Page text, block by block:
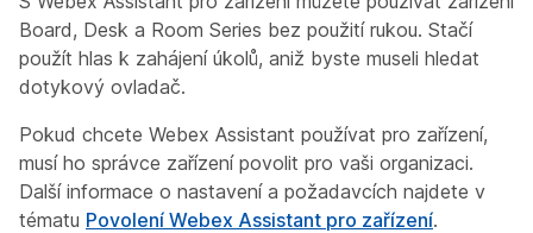
Board, Desk a Room Series bez použití rukou. Stačí
použít hlas k zahájení úkolů, aniž byste museli hledat
dotykový ovladač.
Pokud chcete Webex Assistant používat pro zařízení,
musí ho správce zařízení povolit pro vaši organizaci.
Další informace o nastavení a požadavcích najdete v
tématu Povolení Webex Assistant pro zařízení.